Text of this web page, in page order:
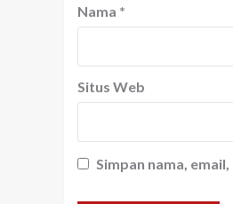
Nama *
Situs Web
Simpan nama,